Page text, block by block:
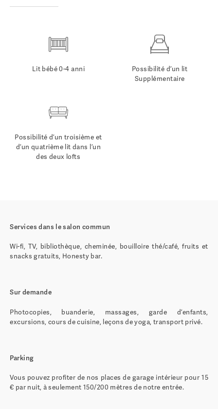
Lit bébé 0-4 anni
Possibilité d’un lit
Supplémentaire
Possibilité d’un troisième et
d’un quatrième lit dans l’un
des deux lofts
Services dans le salon commun
Wi-fi, TV, bibliothèque, cheminée, bouilloire thé/café, fruits et
snacks gratuits, Honesty bar.
Sur demande
Photocopies, buanderie, massages, garde d’enfants,
excursions, cours de cuisine, leçons de yoga, transport privé.
Parking
Vous pouvez profiter de nos places de garage intérieur pour 15
€ par nuit, à seulement 150/200 mètres de notre entrée.